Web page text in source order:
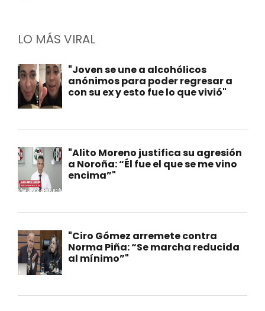
LO MÁS VIRAL
"Joven se une a alcohólicos
anónimos para poder regresar a
con su ex y esto fue lo que vivió"
"Alito Moreno justifica su agresión
a Noroña: “Él fue el que se me vino
encima”"
"Ciro Gómez arremete contra
Norma Piña: “Se marcha reducida
al mínimo”"